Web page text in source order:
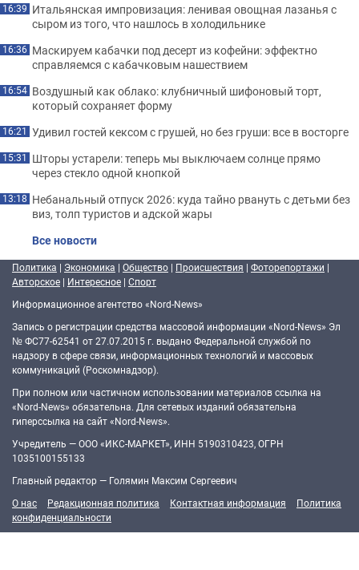
16:39 Итальянская импровизация: ленивая овощная лазанья с
сыром из того, что нашлось в холодильнике
16:36 Маскируем кабачки под десерт из кофейни: эффектно
справляемся с кабачковым нашествием
16:54 Воздушный как облако: клубничный шифоновый торт,
который сохраняет форму
16:21 Удивил гостей кексом с грушей, но без груши: все в восторге
15:31 Шторы устарели: теперь мы выключаем солнце прямо
через стекло одной кнопкой
13:18 Небанальный отпуск 2026: куда тайно рвануть с детьми без
виз, толп туристов и адской жары
Все новости
Политика | Экономика | Общество | Происшествия | Фоторепортажи |
Авторское | Интересное | Спорт
Информационное агентство «Nord-News»
Запись о регистрации средства массовой информации «Nord-News» Эл
№ ФС77-62541 от 27.07.2015 г. выдано Федеральной службой по
надзору в сфере связи, информационных технологий и массовых
коммуникаций (Роскомнадзор).
При полном или частичном использовании материалов ссылка на
«Nord-News» обязательна. Для сетевых изданий обязательна
гиперссылка на сайт «Nord-News».
Учредитель — ООО «ИКС-МАРКЕТ», ИНН 5190310423, ОГРН
1035100155133
Главный редактор — Голямин Максим Сергеевич
О нас
Редакционная политика Контактная информация
Политика
конфиденциальности